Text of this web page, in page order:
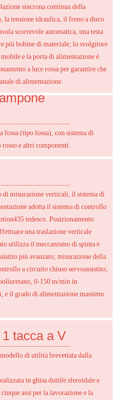
sincrona continua della
la tensione idraulica, il freno a disco
scorrevole automatica, una testa
più bobine di materiale; lo svolgitore
e la porta di alimentazione è
a luce rossa per garantire che
di alimentazione.
fossa (tipo fossa), con sistema di
e altri componenti.
misurazione verticali, il sistema di
adotta il sistema di controllo
tedesco. Posizionamento
una traslazione verticale
utilizza il meccanismo di spinta e
più avanzato; misurazione della
a circuito chiuso servoassistito;
0-150 m/min in
il grado di alimentazione massimo
tacca a V
di utilità brevettata dalla
in ghisa duttile sferoidale e
assi per la lavorazione e la